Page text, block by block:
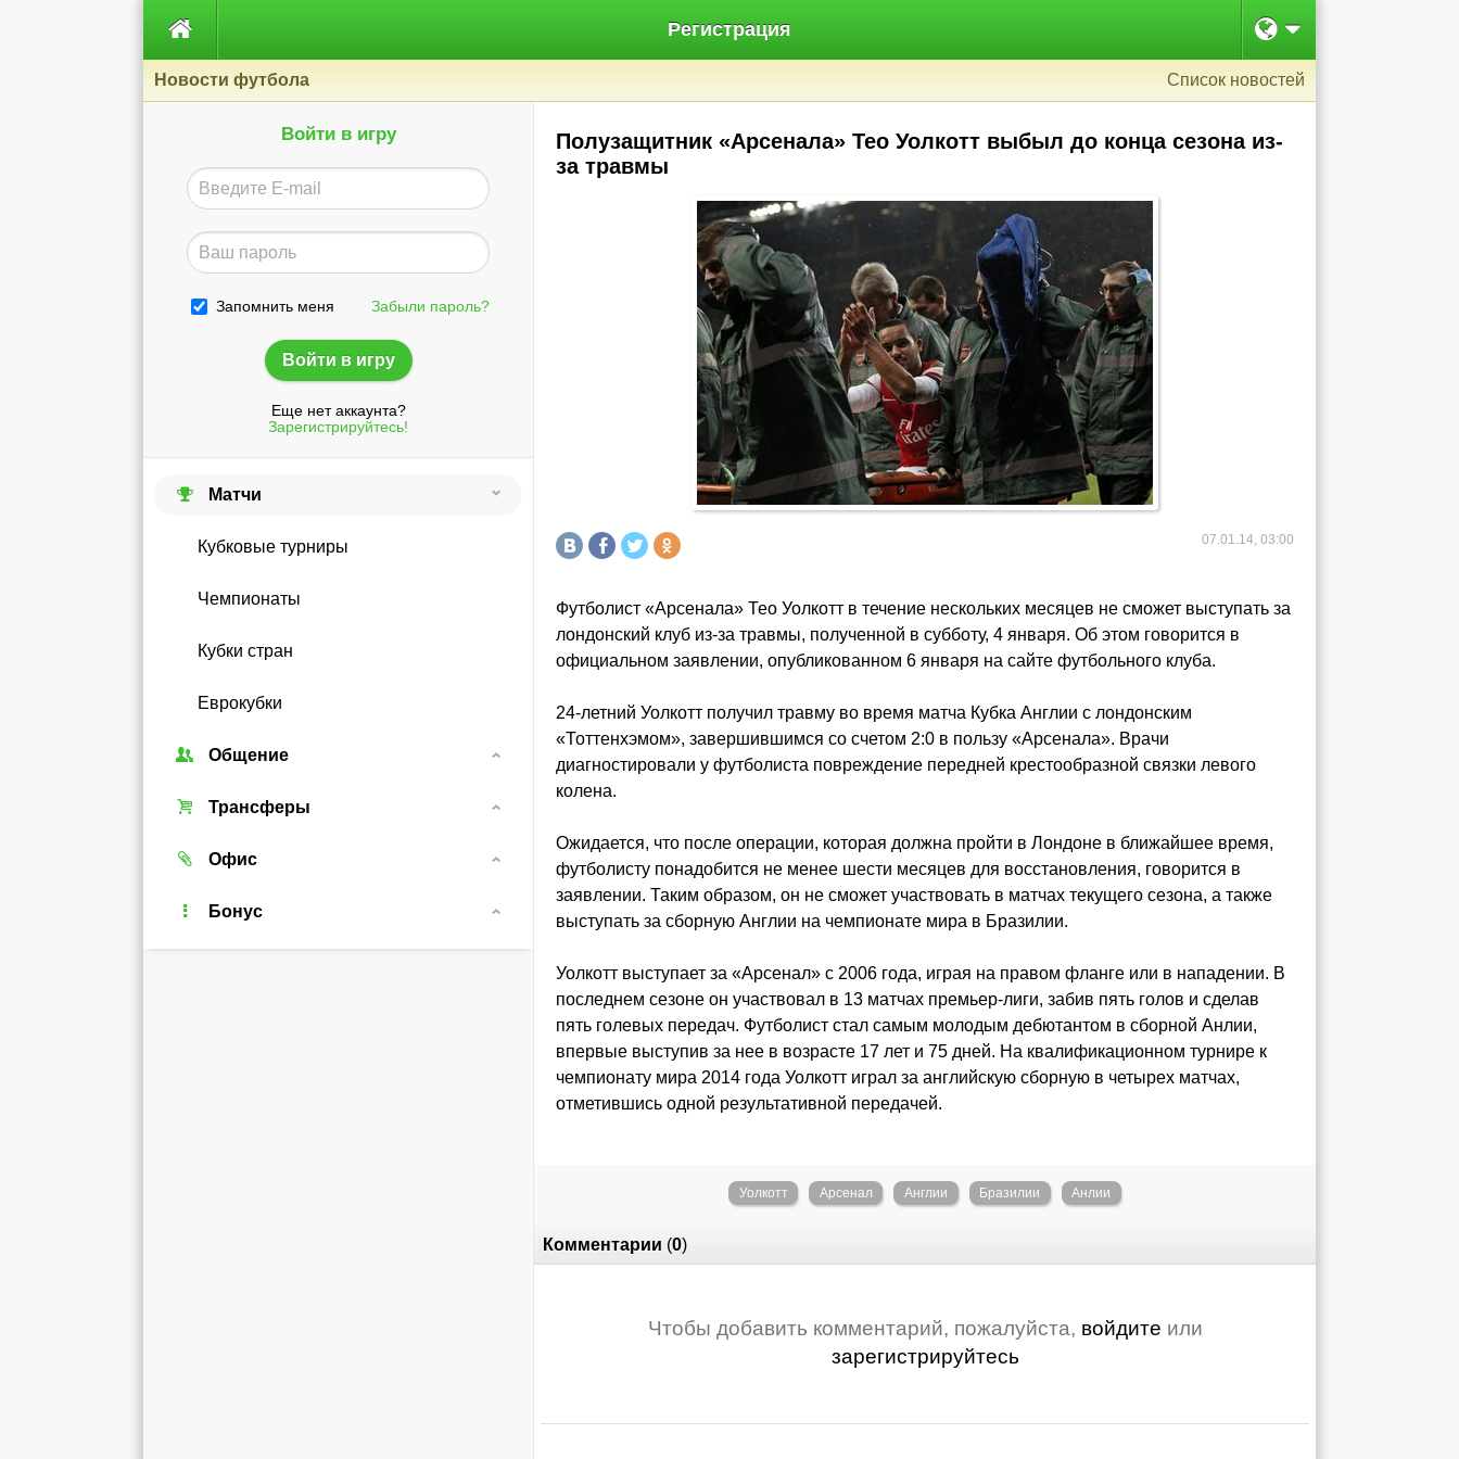
 Регистрация
Новости футбола Список новостей
Войти в игру
Запомнить меня Забыли пароль?
Еще нет аккаунта?
Зарегистрируйтесь!
Матчи
Кубковые турниры
Чемпионаты
Кубки стран
Еврокубки
Общение
Союзы
Форум
Чат
Трансферы
Трансферный рынок
Реальные игроки
Офис
Легенды
Бонус
Полузащитник «Арсенала» Тео Уолкотт выбыл до конца сезона из-
за травмы
07.01.14, 03:00
Футболист «Арсенала» Тео Уолкотт в течение нескольких месяцев не сможет выступать за
лондонский клуб из-за травмы, полученной в субботу, 4 января. Об этом говорится в
официальном заявлении, опубликованном 6 января на сайте футбольного клуба.
24-летний Уолкотт получил травму во время матча Кубка Англии с лондонским
«Тоттенхэмом», завершившимся со счетом 2:0 в пользу «Арсенала». Врачи
диагностировали у футболиста повреждение передней крестообразной связки левого
колена.
Ожидается, что после операции, которая должна пройти в Лондоне в ближайшее время,
футболисту понадобится не менее шести месяцев для восстановления, говорится в
заявлении. Таким образом, он не сможет участвовать в матчах текущего сезона, а также
выступать за сборную Англии на чемпионате мира в Бразилии.
Уолкотт выступает за «Арсенал» с 2006 года, играя на правом фланге или в нападении. В
последнем сезоне он участвовал в 13 матчах премьер-лиги, забив пять голов и сделав
пять голевых передач. Футболист стал самым молодым дебютантом в сборной Анлии,
впервые выступив за нее в возрасте 17 лет и 75 дней. На квалификационном турнире к
чемпионату мира 2014 года Уолкотт играл за английскую сборную в четырех матчах,
отметившись одной результативной передачей.
Уолкотт Арсенал Англии Бразилии Анлии
Комментарии (0)
Чтобы добавить комментарий, пожалуйста, войдите или
зарегистрируйтесь